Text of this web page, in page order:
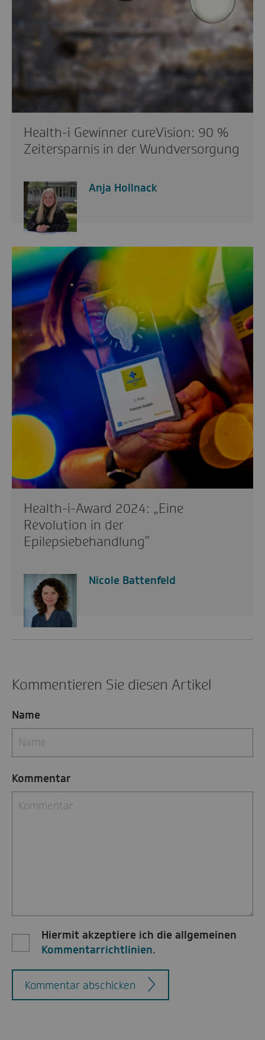
Health-i Gewinner cureVision: 90 %
Zeitersparnis in der Wundversorgung
Anja Hollnack
Health-i-Award 2024: „Eine
Revolution in der
Epilepsiebehandlung”
Nicole Battenfeld
Kommentieren Sie diesen Artikel
Name
Kommentar
Hiermit akzeptiere ich die allgemeinen
Kommentarrichtlinien.
Kommentar abschicken